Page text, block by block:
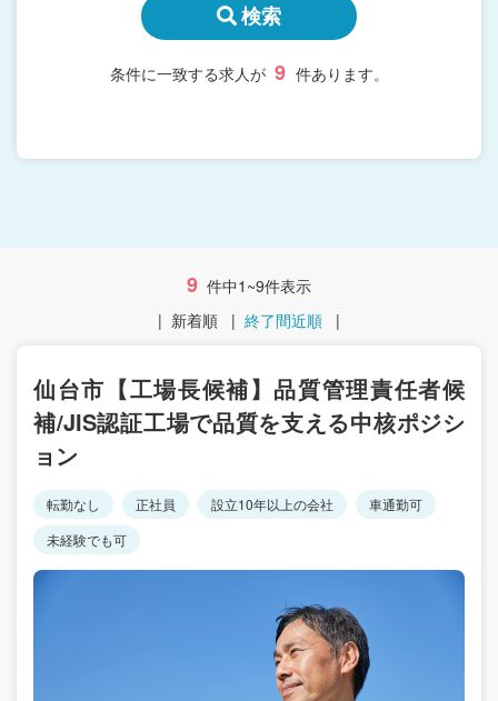
検索
条件に一致する求人が 9 件あります。
9 件中1~9件表示
| 新着順 | 終了間近順 |
仙台市【工場長候補】品質管理責任者候
補/JIS認証工場で品質を支える中核ポジシ
ョン
転勤なし 正社員 設立10年以上の会社
車通勤可
未経験でも可